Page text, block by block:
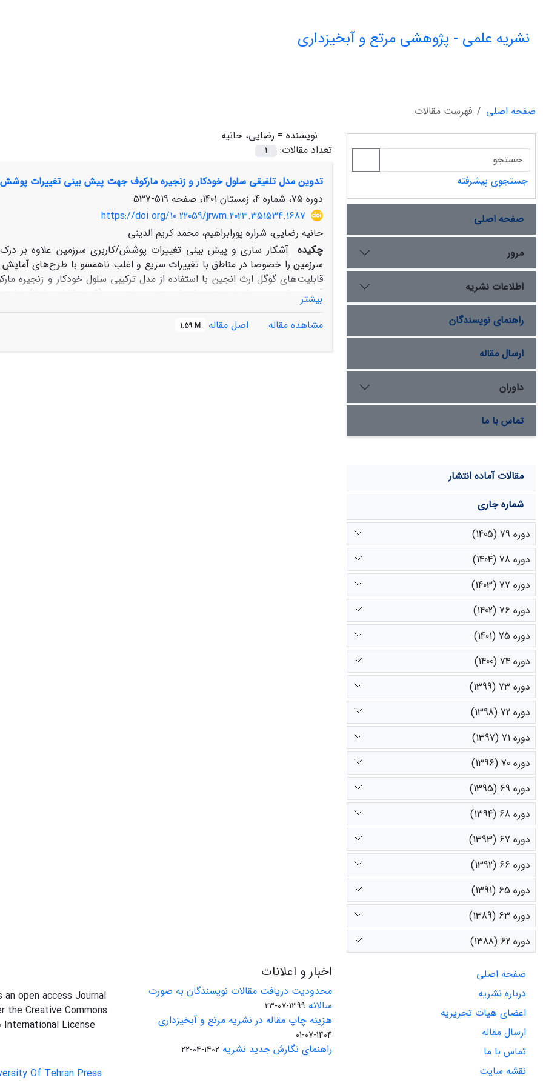
نشریه علمی - پژوهشی مرتع و آبخیزداری
صفحه اصلی
فهرست مقالات
نویسنده = رضایی، حانیه
تعداد مقالات:
1
تدوین مدل تلفیقی سلول خودکار و زنجیره مارکوف جهت پیش بینی تغییرات
دوره 75، شماره 4، زمستان 1401، صفحه
519-537
https://doi.org/10.22059/jrwm.2023.351534.1687
حانیه رضایی، شراره پورابراهیم، محمد کریم الدینی
چکیده
آشکار سازی و پیش بینی تغییرات پوشش/کاربری سرزمین علاوه بر
سرزمین را خصوصا در مناطق با تغییرات سریع و اغلب ناهمسو با طرح‌های
قابلیت‌های گوگل ارث انجین با استفاده از مدل ترکیبی سلول خودکار و زنجیره
آتی بپردازد.
بیشتر
مشاهده مقاله
اصل مقاله 1.59 M
جستجوی پیشرفته
صفحه اصلی
مرور
اطلاعات نشریه
راهنمای نویسندگان
ارسال مقاله
داوران
تماس با ما
مقالات آماده انتشار
شماره جاری
دوره 79 (1405)
دوره 78 (1404)
دوره 77 (1403)
دوره 76 (1402)
دوره 75 (1401)
دوره 74 (1400)
دوره 73 (1399)
دوره 72 (1398)
دوره 71 (1397)
دوره 70 (1396)
دوره 69 (1395)
دوره 68 (1394)
دوره 67 (1393)
دوره 66 (1392)
دوره 65 (1391)
دوره 63 (1389)
دوره 62 (1388)
صفحه اصلی
درباره نشریه
اعضای هیات تحریریه
ارسال مقاله
تماس با ما
نقشه سایت
اخبار و اعلانات
محدودیت دریافت مقالات نویسندگان به صورت
سالانه 1399-07-23
هزینه چاپ مقاله در نشریه مرتع و آبخیزداری
1404-07-01
راهنمای نگارش جدید نشریه 1402-04-22
an open access Journal
the Creative Commons
License
Of Tehran Press